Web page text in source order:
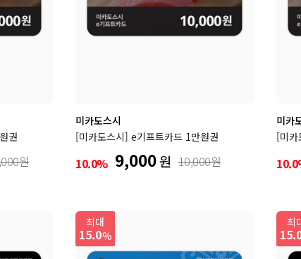
권
원
미카도스시
[미카도스시] e기프트카드 1만원권
10.0% 9,000원 10,000원
미카
[미카
최대
15.0%
최